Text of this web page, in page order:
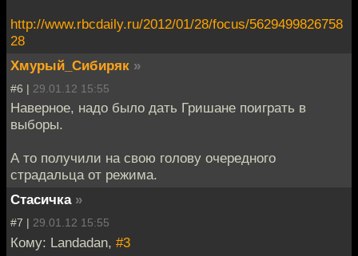
http://www.rbcdaily.ru/2012/01/28/focus/5629499826758
28
Хмурый_Сибиряк »
#6 | 29.01.12 15:55
Наверное, надо было дать Гришане поиграть в
выборы.
А то получили на свою голову очередного
страдальца от режима.
Стасичка »
#7 | 29.01.12 15:55
Кому: Landadan, #3